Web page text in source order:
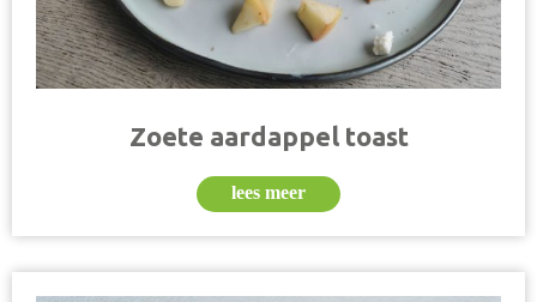
Zoete aardappel toast
lees meer